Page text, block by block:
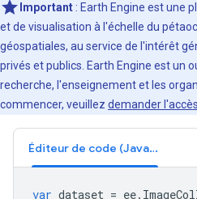
Important : Earth Engine est une
et de visualisation à l'échelle du
géospatiales, au service de l'intérêt
privés et publics. Earth Engine est un
recherche, l'enseignement et les
commencer, veuillez demander
Éditeur de code (JavaScript)
var dataset = ee.